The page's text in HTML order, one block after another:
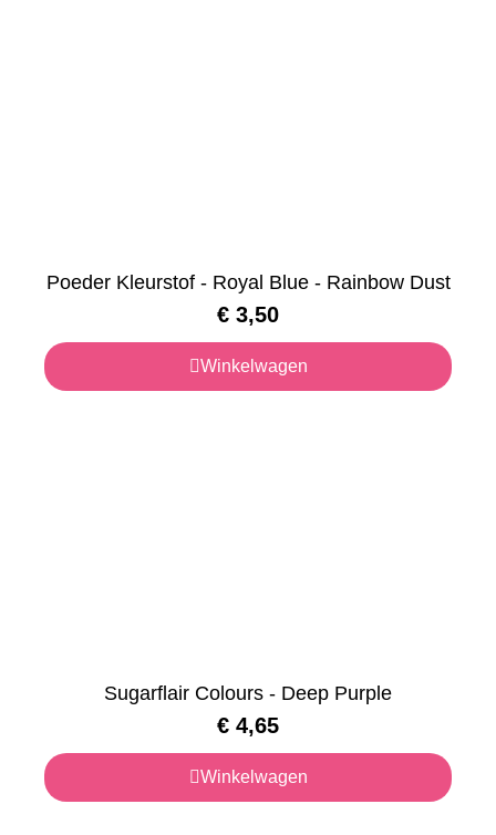
Poeder Kleurstof - Royal Blue - Rainbow Dust
€ 3,50
Winkelwagen
Sugarflair Colours - Deep Purple
€ 4,65
Winkelwagen